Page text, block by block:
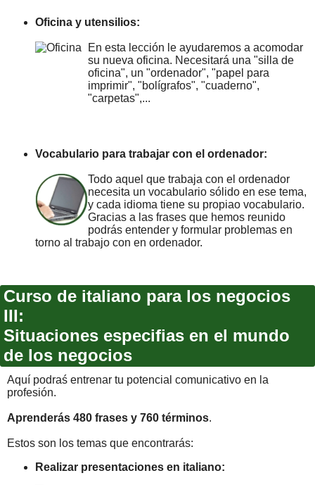
Oficina y utensilios:
En esta lección le ayudaremos a acomodar
su nueva oficina. Necesitará una "silla de
oficina", un "ordenador", "papel para
imprimir", "bolígrafos", "cuaderno",
"carpetas",...
Vocabulario para trabajar con el ordenador:
Todo aquel que trabaja con el ordenador
necesita un vocabulario sólido en ese tema,
y cada idioma tiene su propiao vocabulario.
Gracias a las frases que hemos reunido
podrás entender y formular problemas en
torno al trabajo con en ordenador.
Curso de italiano para los negocios
III:
Situaciones especifias en el mundo
de los negocios
Aquí podraś entrenar tu potencial comunicativo en la
profesión.
Aprenderás 480 frases y 760 términos.
Estos son los temas que encontrarás:
Realizar presentaciones en italiano: